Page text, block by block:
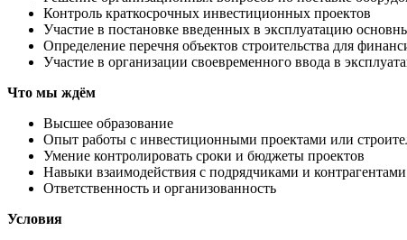
Контроль краткосрочных инвестиционных проектов
Участие в постановке введенных в эксплуатацию
Определение перечня объектов строительства для
Участие в организации своевременного ввода в
Что мы ждём
Высшее образование
Опыт работы с инвестиционными проектами или
Умение контролировать сроки и бюджеты проектов
Навыки взаимодействия с подрядчиками и контрагентами
Ответственность и организованность
Условия